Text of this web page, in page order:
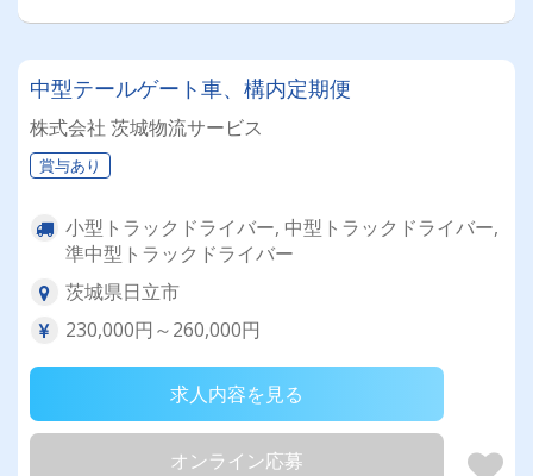
中型テールゲート車、構内定期便
株式会社 茨城物流サービス
賞与あり
小型トラックドライバー, 中型トラックドライバー,
準中型トラックドライバー
茨城県日立市
230,000円～260,000円
求人内容を見る
オンライン応募